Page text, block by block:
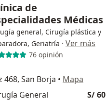
de
Médicas
general, Cirugía plástica y
Geriatría · Ver más
76 opinión
468, San Borja • Mapa
General
S/ 60